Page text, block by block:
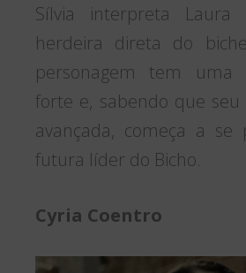
Sílvia interpreta Laura
herdeira direta do
personagem tem uma
forte e, sabendo que
avançada, começa a se
futura líder do Bicho.
Cyria Coentro